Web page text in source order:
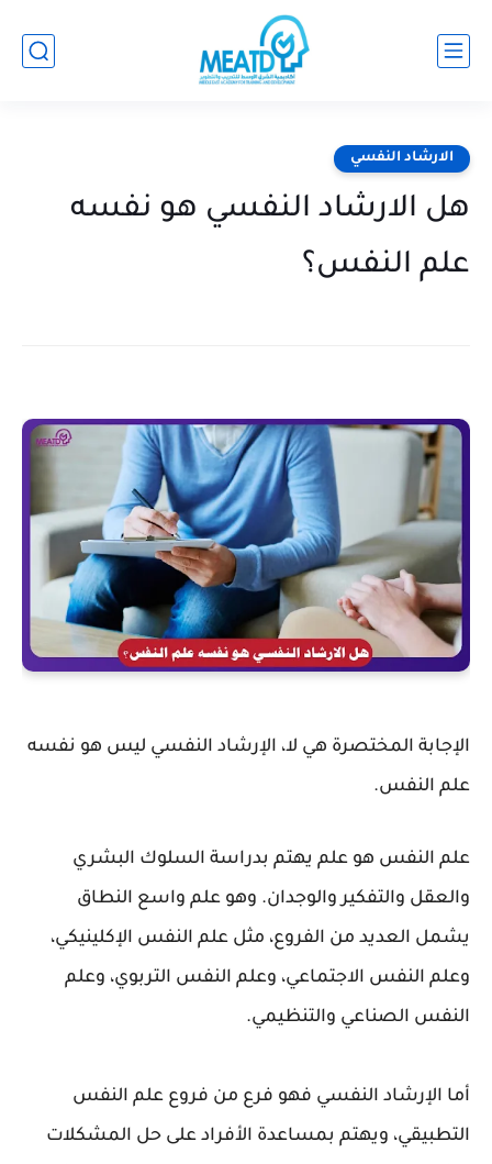
الارشاد النفسي
هل الارشاد النفسي هو نفسه
علم النفس؟
الإجابة المختصرة هي لا، الإرشاد النفسي ليس هو نفسه
علم النفس.
علم النفس هو علم يهتم بدراسة السلوك البشري
والعقل والتفكير والوجدان. وهو علم واسع النطاق
يشمل العديد من الفروع، مثل علم النفس الإكلينيكي،
وعلم النفس الاجتماعي، وعلم النفس التربوي، وعلم
النفس الصناعي والتنظيمي.
أما الإرشاد النفسي فهو فرع من فروع علم النفس
التطبيقي، ويهتم بمساعدة الأفراد على حل المشكلات